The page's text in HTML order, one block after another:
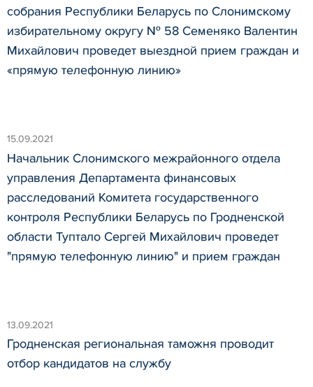
собрания Республики Беларусь по Слонимскому
избирательному округу № 58 Семеняко Валентин
Михайлович проведет выездной прием граждан и
«прямую телефонную линию»
15.09.2021
Начальник Слонимского межрайонного отдела
управления Департамента финансовых
расследований Комитета государственного
контроля Республики Беларусь по Гродненской
области Туптало Сергей Михайлович проведет
"прямую телефонную линию" и прием граждан
13.09.2021
Гродненская региональная таможня проводит
отбор кандидатов на службу